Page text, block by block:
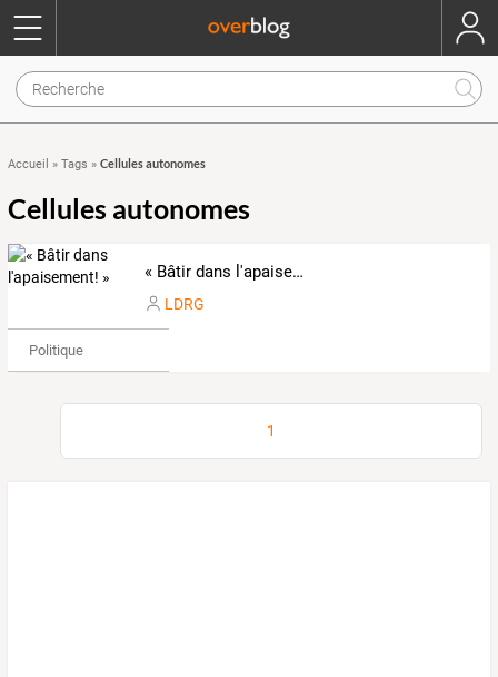
Accueil » Tags » Cellules autonomes
Cellules autonomes
« Bâtir dans l'apaisement! »
LDRG
Politique
1